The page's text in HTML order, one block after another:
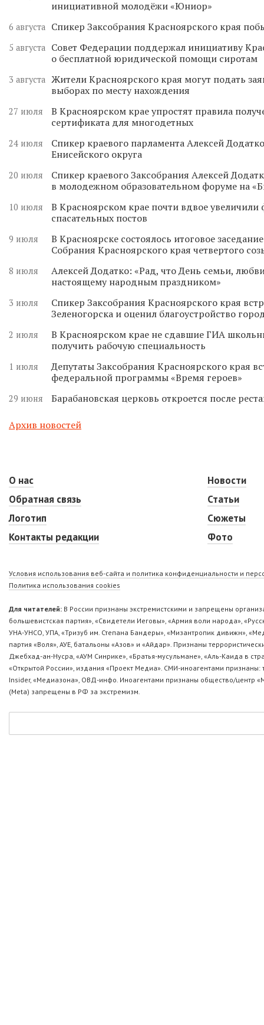
инициативной молодёжи «Юниор»
6 августа Спикер Заксобрания Красноярского края
5 августа
Совет Федерации поддержал инициативу
о бесплатной юридической помощи сиротам
3 августа Жители Красноярского края могут подать
выборах по месту нахождения
27 июля
В Красноярском крае упростят правила
сертификата для многодетных
24 июля
Спикер краевого парламента Алексей
Енисейского округа
20 июля
Спикер краевого Заксобрания Алексей
в молодежном образовательном форуме на
10 июля
В Красноярском крае почти вдвое
спасательных постов
9 июля
В Красноярске состоялось итоговое
Собрания Красноярского края четвертого
8 июля
Алексей Додатко: «Рад, что День семьи,
настоящему народным праздником»
3 июля
Спикер Заксобрания Красноярского края
Зеленогорска и оценил благоустройство
2 июля
В Красноярском крае не сдавшие ГИА
получить рабочую специальность
1 июля
Депутаты Заксобрания Красноярского края
федеральной программы «Время героев»
29 июня Барабановская церковь откроется после
Архив новостей
О нас
Обратная связь
Логотип
Контакты редакции
Новости
Статьи
Сюжеты
Фото
Условия использования веб-сайта и политика конфиденциальности и
Политика использования cookies
Для читателей: В России признаны экстремистскими и запрещены
большевистская партия», «Свидетели Иеговы», «Армия воли народа»,
УНА-УНСО, УПА, «Тризуб им. Степана Бандеры», «Мизантропик дивижн»,
партия «Воля», АУЕ, батальоны «Азов» и «Айдар». Признаны
Джебхад-ан-Нусра, «АУМ Синрике», «Братья-мусульмане», «Аль-Каида в
«Открытой России», издания «Проект Медиа». СМИ-иноагентами
Insider, «Медиазона», ОВД-инфо. Иноагентами признаны общество/центр
(Metа) запрещены в РФ за экстремизм.